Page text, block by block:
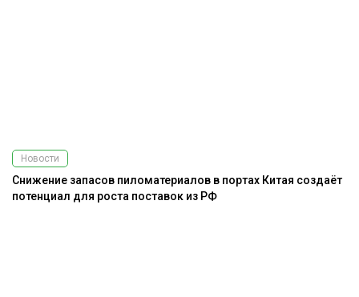
Новости
Снижение запасов пиломатериалов в портах Китая создаёт
потенциал для роста поставок из РФ